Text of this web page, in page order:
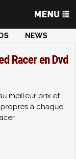
NEWS
Racer en Dvd
meilleur prix et
à chaque